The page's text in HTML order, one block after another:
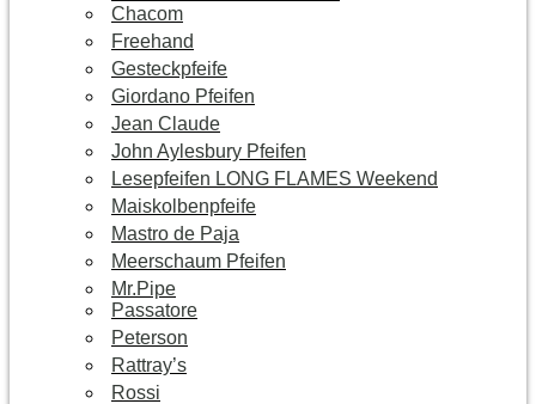
Chacom
Freehand
Gesteckpfeife
Giordano Pfeifen
Jean Claude
John Aylesbury Pfeifen
Lesepfeifen LONG FLAMES Weekend
Maiskolbenpfeife
Mastro de Paja
Meerschaum Pfeifen
Mr.Pipe
Passatore
Peterson
Rattray’s
Rossi